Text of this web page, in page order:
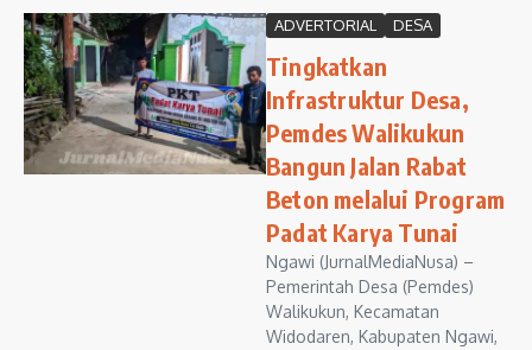
ADVERTORIAL DESA
Tingkatkan
Infrastruktur Desa,
Pemdes Walikukun
Bangun Jalan Rabat
Beton melalui Program
Padat Karya Tunai
Ngawi (JurnalMediaNusa) –
Pemerintah Desa (Pemdes)
Walikukun, Kecamatan
Widodaren, Kabupaten Ngawi,